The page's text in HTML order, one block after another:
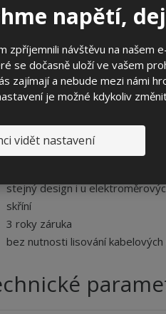
napětí,
zpříjemnili návštěvu na našem
se dočasně uloží ve vašem
zajímají a nebude mezi námi
je možné kdykoliv
vidět nastavení
body
systém rozvaděčů Modul
jednoduché osazení bez
robustní pevný kompozitní skelet
stejný design i u
skříní
3 roky záruka
bez nutnosti lisování kabelových